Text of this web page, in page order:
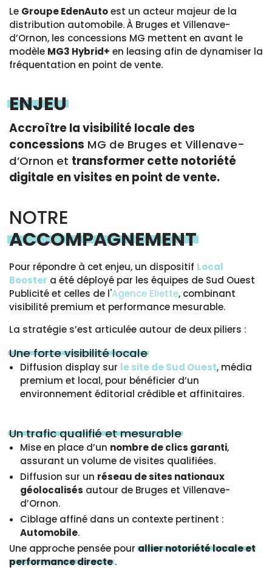
Le Groupe EdenAutoest un acteur majeur de la
distribution automobile. À Bruges et Villenave-
d’Ornon, les concessions MG mettent en avant le
modèle MG3 Hybrid+ en leasing afin de dynamiser la
fréquentation en point de vente.
ENJEU
Accroître la visibilité locale des
concessions MG de Bruges et Villenave-
d’Ornon et transformer cette notoriété
digitale en visites en point de vente.
NOTRE
ACCOMPAGNEMENT
Pour répondre à cet enjeu, un dispositif Local
Booster a été déployé par les équipes de Sud Ouest
Publicité et celles de l'Agence Eliette, combinant
visibilité premium et performance mesurable.
La stratégie s’est articulée autour de deux piliers :
Une forte visibilité locale
Diffusion display sur le site de Sud Ouest, média
premium et local, pour bénéficier d’un
environnement éditorial crédible et affinitaires.
Un trafic qualifié et mesurable
Mise en place d’un nombre de clics garanti,
assurant un volume de visites qualifiées.
Diffusion sur un réseau de sites nationaux
géolocalisés autour de Bruges et Villenave-
d’Ornon.
Ciblage affiné dans un contexte pertinent :
Automobile.
Une approche pensée pourallier notoriété locale et
performance directe.